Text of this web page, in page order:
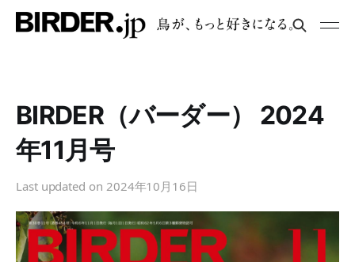
BIRDER（バーダー） 2024
年11月号
Last updated on 2024年10月16日